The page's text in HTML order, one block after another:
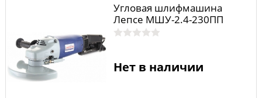
Угловая шлифмашина
Лепсе МШУ-2.4-230ПП
Нет в наличии